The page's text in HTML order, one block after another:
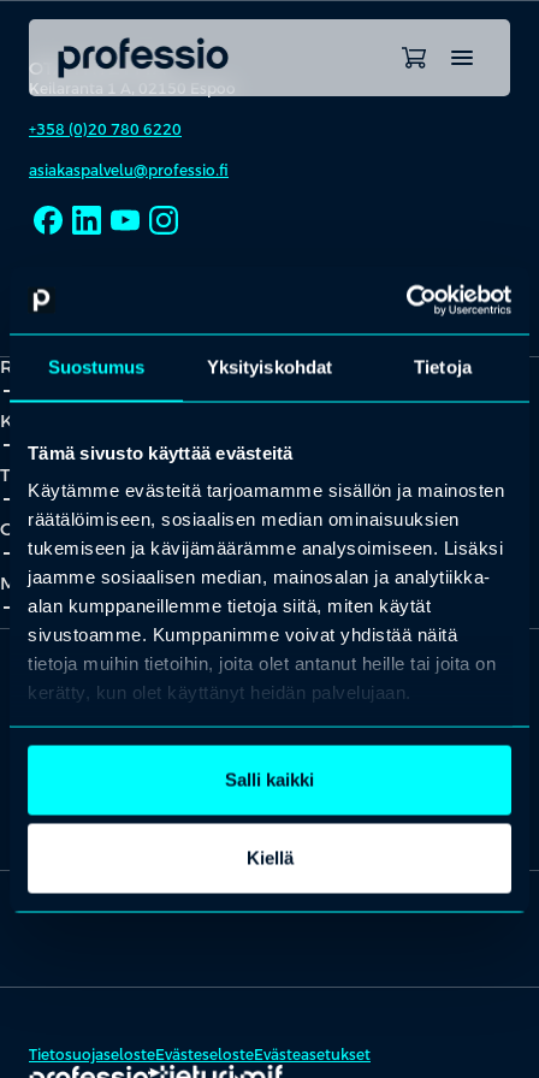
Suostumus Yksityiskohdat Tietoja
Tämä sivusto käyttää evästeitä
Käytämme evästeitä tarjoamamme sisällön ja mainosten
räätälöimiseen, sosiaalisen median ominaisuuksien
tukemiseen ja kävijämäärämme analysoimiseen. Lisäksi
jaamme sosiaalisen median, mainosalan ja analytiikka-
alan kumppaneillemme tietoja siitä, miten käytät
sivustoamme. Kumppanimme voivat yhdistää näitä
tietoja muihin tietoihin, joita olet antanut heille tai joita on
kerätty, kun olet käyttänyt heidän palvelujaan.
Salli kaikki
Kiellä
OTA YHTEYTTÄ
Keilaranta 1 A, 02150 Espoo
+358 (0)20 780 6220
asiakaspalvelu@professio.fi
Yhteistyökumppaniksi?
Ratkaisut
add_2close
Koulutukset
add_2close
Tapahtumat
add_2 close
Oivallukset
add_2close
Meistä
add_2close
Missiona maailman osaavin kansa.
TietosuojaselosteEvästeselosteEvästeasetukset